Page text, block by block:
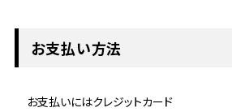
お支払い方法
お支払いにはクレジットカード